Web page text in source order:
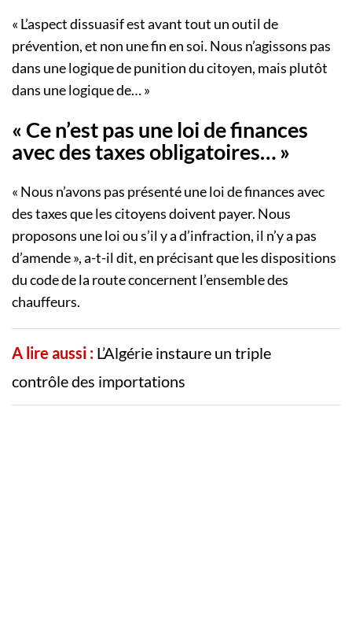
« L’aspect dissuasif est avant tout un outil de
prévention, et non une fin en soi. Nous n’agissons pas
dans une logique de punition du citoyen, mais plutôt
dans une logique de… »
« Ce n’est pas une loi de finances
avec des taxes obligatoires… »
« Nous n’avons pas présenté une loi de finances avec
des taxes que les citoyens doivent payer. Nous
proposons une loi ou s’il y a d’infraction, il n’y a pas
d’amende », a-t-il dit, en précisant que les dispositions
du code de la route concernent l’ensemble des
chauffeurs.
A lire aussi : L’Algérie instaure un triple
contrôle des importations